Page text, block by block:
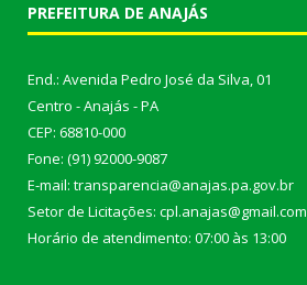
PREFEITURA DE ANAJÁS
End.: Avenida Pedro José da Silva, 01
Centro - Anajás - PA
CEP: 68810-000
Fone: (91) 92000-9087
E-mail: transparencia@anajas.pa.gov.br
Setor de Licitações: cpl.anajas@gmail.com
Horário de atendimento: 07:00 às 13:00